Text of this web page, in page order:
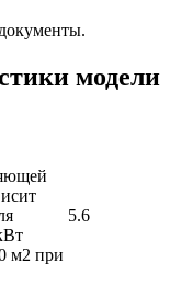
модели
м2 при
5.6